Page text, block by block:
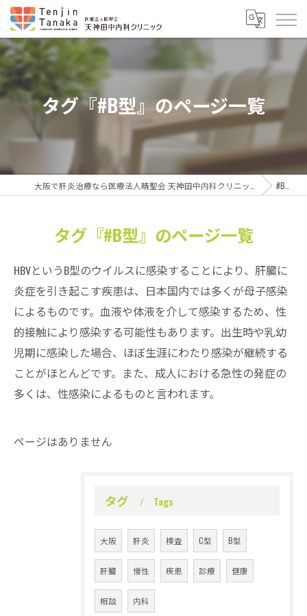
タグ『#B型』のページ一覧
#B型
タグ『#B型』のページ一覧
HBVというB型のウイルスに感染することにより、肝臓に
炎症を引き起こす疾患は、日本国内では多くが母子感染
によるものです。血液や体液を介して感染するため、性
的接触により感染する可能性もあります。出生時や乳幼
児期に感染した場合、ほぼ生涯にわたり感染が継続する
ことがほとんどです。また、成人における急性の発症の
多くは、性感染によるものと言われます。
ページはありません
タグ Tags
大阪 肝炎 検査 C型 B型
肝臓 慢性 疾患 診療 健康
相談 内科